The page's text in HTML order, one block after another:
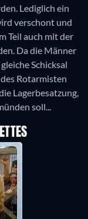
Lediglich ein
verschont und
Teil auch mit der
Da die Männer
Schicksal
Rotarmisten
Lagerbesatzung,
soll...